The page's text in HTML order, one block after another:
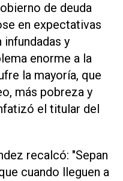
de deuda
en expectativas
infundadas y
enorme a la
la mayoría, que
más pobreza y
el titular del
recalcó: "Sepan
cuando lleguen a